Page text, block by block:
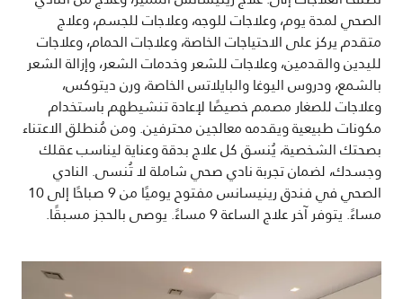
الصحي لمدة يوم، وعلاجات للوجه، وعلاجات للجسم، وعلاج
متقدم يركز على الاحتياجات الخاصة، وعلاجات الحمام، وعلاجات
لليدين والقدمين، وعلاجات للشعر وخدمات الشعر، وإزالة الشعر
بالشمع، ودروس اليوغا والبايلاتس الخاصة، ورن ديتوكس،
وعلاجات للصغار مصمم خصيصًا لإعادة تنشيطهم باستخدام
مكونات طبيعية ويقدمه معالجين محترفين. ومن مُنطلق الاعتناء
بصحتك الشخصية، يُنسق كل علاج بدقة وعناية ليناسب عقلك
وجسدك، لضمان تجربة نادي صحي شاملة لا تُنسى. النادي
الصحي في فندق رينيسانس مفتوح يوميًا من 9 صباحًا إلى 10
مساءً. يتوفر آخر علاج الساعة 9 مساءً. يوصى بالحجز مسبقًا.